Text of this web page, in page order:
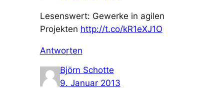
Lesenswert: Gewerke in agilen
Projekten http://t.co/kR1eXJ1O
Antworten
Björn Schotte
9. Januar 2013